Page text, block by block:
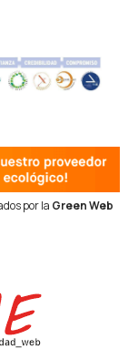
por la Green Web